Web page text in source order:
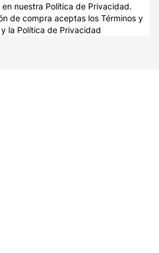
nuestra Política de Privacidad.
de compra aceptas los Términos y
y la Política de Privacidad